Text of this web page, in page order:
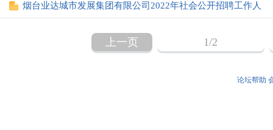
烟台业达城市发展集团有限公司2022年社会公开招聘工作人
上一页 1/2
论坛帮助